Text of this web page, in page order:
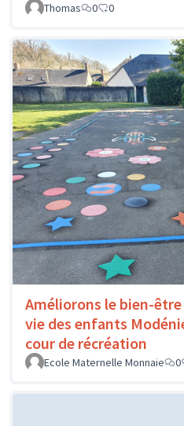
Thomas
0 0
Améliorons le bien-
vie des enfants
cour de récréation
Ecole Maternelle Monnaie 0